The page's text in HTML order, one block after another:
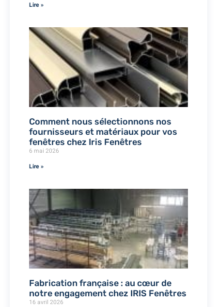
Lire »
Comment nous sélectionnons nos
fournisseurs et matériaux pour vos
fenêtres chez Iris Fenêtres
6 mai 2026
Lire »
Fabrication française : au cœur de
notre engagement chez IRIS Fenêtres
16 avril 2026